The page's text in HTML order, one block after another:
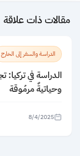
مقالات ذات علاقة
الدراسة والسفر إلى الخارج
الدراسة في تركيا:
وحياتيةٌ مرمُوقة
8/4/2025